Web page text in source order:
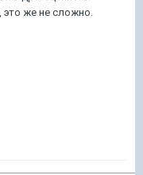
это же не сложно.